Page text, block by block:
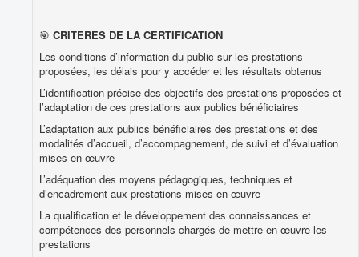
🎯 CRITERES DE LA CERTIFICATION
Les conditions d’information du public sur les prestations
proposées, les délais pour y accéder et les résultats obtenus
L’identification précise des objectifs des prestations proposées et
l’adaptation de ces prestations aux publics bénéficiaires
L’adaptation aux publics bénéficiaires des prestations et des
modalités d’accueil, d’accompagnement, de suivi et d’évaluation
mises en œuvre
L’adéquation des moyens pédagogiques, techniques et
d’encadrement aux prestations mises en œuvre
La qualification et le développement des connaissances et
compétences des personnels chargés de mettre en œuvre les
prestations